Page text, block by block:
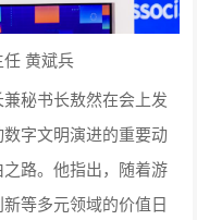
任 黄斌兵
秘书长敖然在会上发
字文明演进的重要动
路。他指出，随着游
等多元领域的价值日